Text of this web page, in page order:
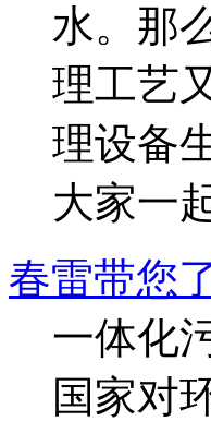
水。那
理工艺
理设备
大家一
春雷带您
一体化
国家对